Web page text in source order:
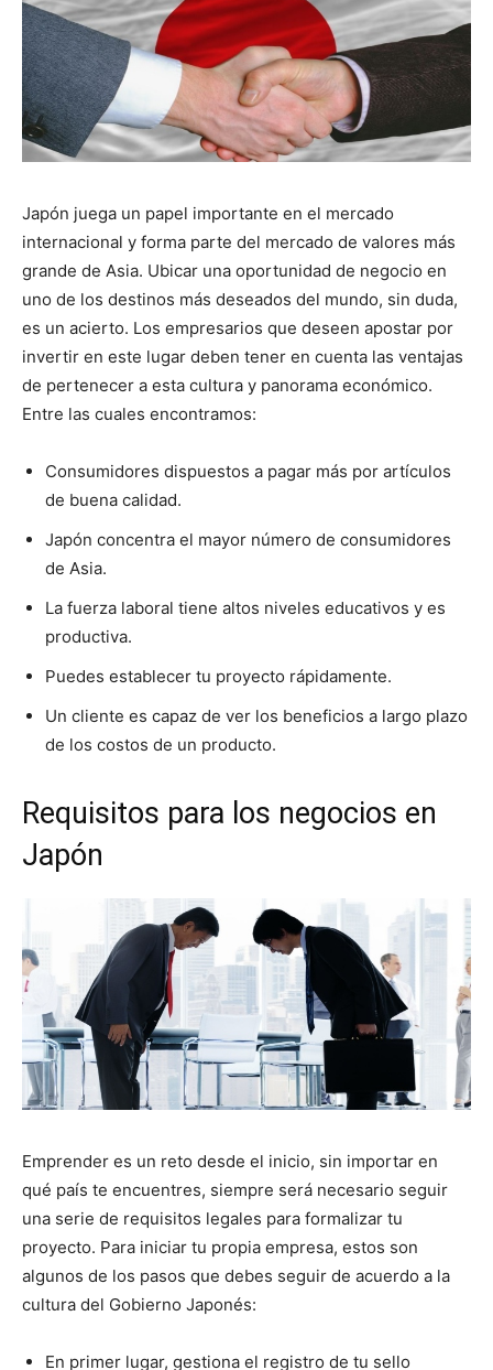
Japón juega un papel importante en el mercado
internacional y forma parte del mercado de valores más
grande de Asia. Ubicar una oportunidad de negocio en
uno de los destinos más deseados del mundo, sin duda,
es un acierto. Los empresarios que deseen apostar por
invertir en este lugar deben tener en cuenta las ventajas
de pertenecer a esta cultura y panorama económico.
Entre las cuales encontramos:
Consumidores dispuestos a pagar más por artículos
de buena calidad.
Japón concentra el mayor número de consumidores
de Asia.
La fuerza laboral tiene altos niveles educativos y es
productiva.
Puedes establecer tu proyecto rápidamente.
Un cliente es capaz de ver los beneficios a largo plazo
de los costos de un producto.
Requisitos para los negocios en
Japón
Emprender es un reto desde el inicio, sin importar en
qué país te encuentres, siempre será necesario seguir
una serie de requisitos legales para formalizar tu
proyecto. Para iniciar tu propia empresa, estos son
algunos de los pasos que debes seguir de acuerdo a la
cultura del Gobierno Japonés:
En primer lugar, gestiona el registro de tu sello